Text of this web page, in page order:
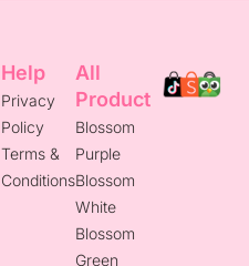
Help
Privacy
Policy
Terms &
Conditions
All
Product
Blossom
Purple
Blossom
White
Blossom
Green